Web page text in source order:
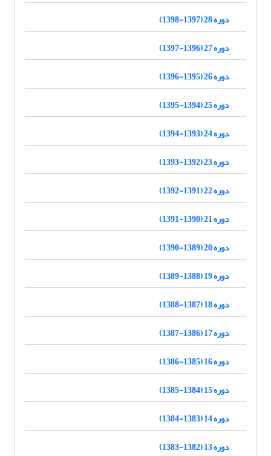
دوره 28 (1397-1398)
دوره 27 (1396-1397)
دوره 26 (1395-1396)
دوره 25 (1394-1395)
دوره 24 (1393-1394)
دوره 23 (1392-1393)
دوره 22 (1391-1392)
دوره 21 (1390-1391)
دوره 20 (1389-1390)
دوره 19 (1388-1389)
دوره 18 (1387-1388)
دوره 17 (1386-1387)
دوره 16 (1385-1386)
دوره 15 (1384-1385)
دوره 14 (1383-1384)
دوره 13 (1382-1383)